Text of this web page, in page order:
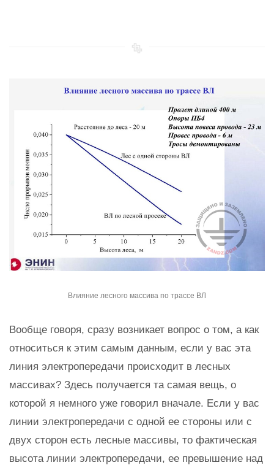
Влияние лесного массива по трассе ВЛ
Вообще говоря, сразу возникает вопрос о том, а как
относиться к этим самым данным, если у вас эта
линия электропередачи происходит в лесных
массивах? Здесь получается та самая вещь, о
которой я немного уже говорил вначале. Если у вас
линии электропередачи с одной ее стороны или с
двух сторон есть лесные массивы, то фактическая
высота линии электропередачи, ее превышение над